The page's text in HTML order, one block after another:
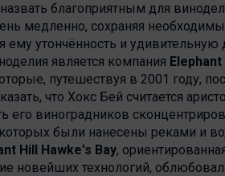
благоприятным для
медленно, сохраняя
ему утончённость и удивительную
является компания
путешествуя в 2001 году,
что Хокс Бей считается
его виноградников
были нанесены реками и
Hill Hawke's Bay,
новейших технологий,